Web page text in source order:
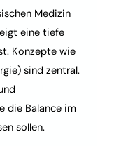
Medizin
eine tiefe
Konzepte wie
sind zentral.
die Balance im
sollen.